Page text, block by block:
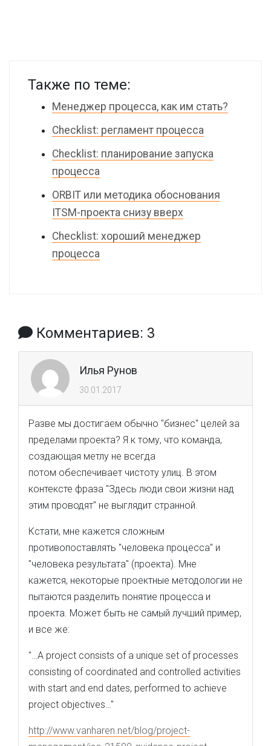
Также по теме:
Менеджер процесса, как им стать?
Checklist: регламент процесса
Checklist: планирование запуска
процесса
ORBIT или методика обоснования
ITSM-проекта снизу вверх
Checklist: хороший менеджер
процесса
Комментариев: 3
Илья Рунов
30.01.2017
Разве мы достигаем обычно "бизнес" целей за
пределами проекта? Я к тому, что команда,
создающая метлу не всегда
потом обеспечивает чистоту улиц. В этом
контексте фраза "Здесь люди свои жизни над
этим проводят" не выглядит странной.
Кстати, мне кажется сложным
противопоставлять "человека процесса" и
"человека результата" (проекта). Мне
кажется, некоторые проектные методологии не
пытаются разделить понятие процесса и
проекта. Может быть не самый лучший пример,
и все же:
"…A project consists of a unique set of processes
consisting of coordinated and controlled activities
with start and end dates, performed to achieve
project objectives…"
http://www.vanharen.net/blog/project-